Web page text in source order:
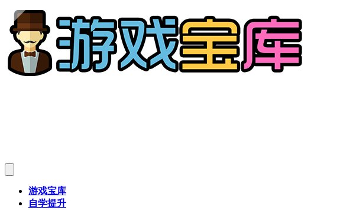
游戏宝库
自学提升